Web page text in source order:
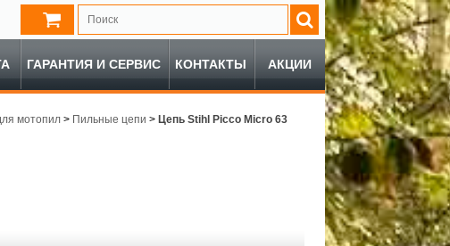
ГАРАНТИЯ И СЕРВИС КОНТАКТЫ АКЦИИ
мотопил > Пильные цепи > Цепь Stihl Picco Micro 63